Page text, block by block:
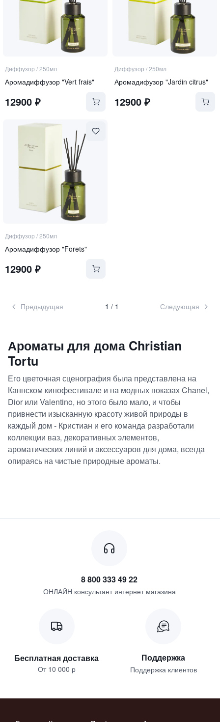
Диффузор /250мл
Аромадиффузор "Vert frais"
12900 ₽
Диффузор /250мл
Аромадифузор "Jardin citrus"
12900₽
Диффузор /250мл
Аромадиффузор "Forets"
12900 ₽
Предыдущая 1 / 1 Следующая
Ароматы для дома Christian
Tortu
Его цветочная сценография была представлена на
Каннском кинофестивале и на модных показах Chanel,
Dior или Valentino, но этого было мало, и чтобы
привнести изысканную красоту живой природы в
каждый дом - Кристиан и его команда разработали
коллекции ваз, декоративных элементов,
ароматических линий и аксессуаров для дома, всегда
опираясь на чистые природные ароматы.
8 800 333 49 22
ОНЛАЙН консультант интернет магазина
Бесплатная доставка
От 10 000 р
Поддержка
Поддержка клиентов